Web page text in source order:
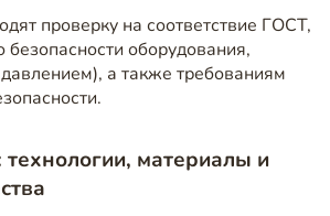
проверку на соответствие ГОСТ,
оборудования,
а также требованиям
материалы и